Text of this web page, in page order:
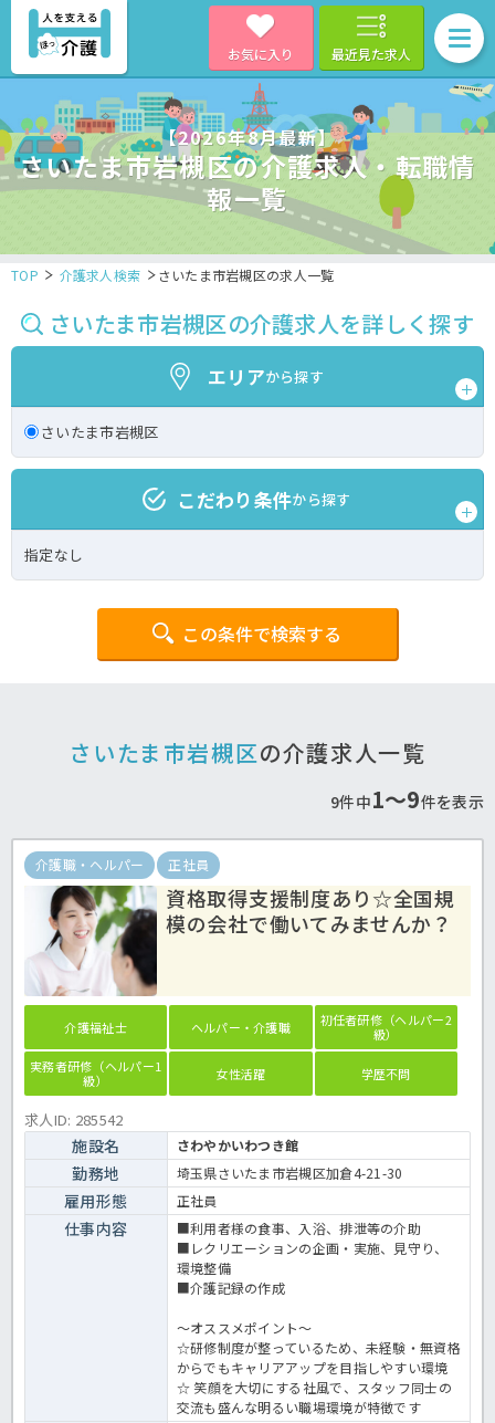
お気に入り 最近見た求人
【2026年8月最新】
さいたま市岩槻区の介護求人・転職情
報一覧
TOP 介護求人検索 さいたま市岩槻区の求人一覧
さいたま市岩槻区の介護求人を詳しく探す
エリアから探す
さいたま市岩槻区
こだわり条件から探す
指定なし
この条件で検索する
さいたま市岩槻区の介護求人一覧
9件中1〜9件を表示
介護職・ヘルパー 正社員
資格取得支援制度あり☆全国規
模の会社で働いてみませんか？
介護福祉士 ヘルパー・介護職
初任者研修（ヘルパー2
級）
実務者研修（ヘルパー1
級）
女性活躍 学歴不問
求人ID: 285542
施設名 さわやかいわつき館
勤務地 埼玉県さいたま市岩槻区加倉4-21-30
雇用形態 正社員
仕事内容
■利用者様の食事、入浴、排泄等の介助
■レクリエーションの企画・実施、見守り、
環境整備
■介護記録の作成
～オススメポイント～
☆研修制度が整っているため、未経験・無資格
からでもキャリアアップを目指しやすい環境
☆ 笑顔を大切にする社風で、スタッフ同士の
交流も盛んな明るい職場環境が特徴です